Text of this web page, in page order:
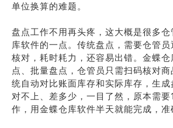
单位换算的难题。
盘点工作不用再头疼，这大概是很多
库软件的一点。传统盘点，需要仓管员
核对，耗时耗力，还容易出错。金蝶
点、批量盘点，仓管员只需扫码核对
统自动对比账面库存和实际库存，生成
对不上、差多少，一目了然，原本需
作，用金蝶仓库软件半天就能完成，准